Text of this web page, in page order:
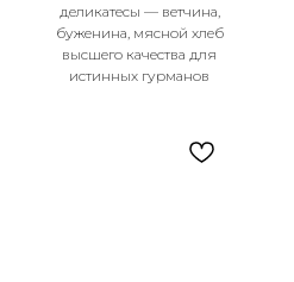
деликатесы — ветчина,
буженина, мясной хлеб
высшего качества для
истинных гурманов
Контакты